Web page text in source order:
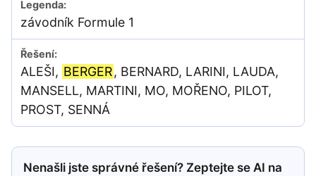
závodník Formule 1
ALEŠI, BERGER, BERNARD, LARINI, LAUDA,
MANSELL, MARTINI, MO, MOŘENO, PILOT,
PROST, SENNÁ
Nenašli jste správné řešení? Zeptejte se AI na